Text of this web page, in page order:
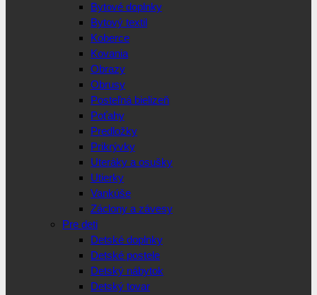
Bytové doplnky
Bytový textil
Koberce
Kovania
Obrazy
Obrusy
Posteľná bielizeň
Poťahy
Predložky
Prikrývky
Uteráky a osušky
Utierky
Vankúše
Záclony a závesy
Pre deti
Detské doplnky
Detské postele
Detský nábytok
Detský tovar